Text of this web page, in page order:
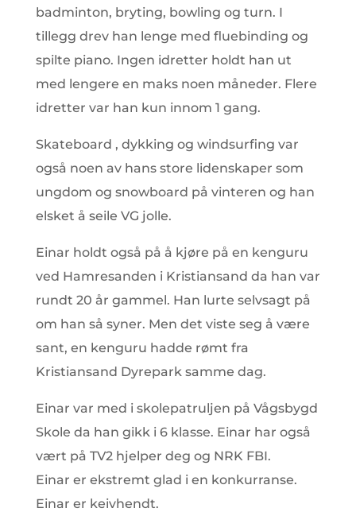
badminton, bryting, bowling og turn. I
tillegg drev han lenge med fluebinding og
spilte piano. Ingen idretter holdt han ut
med lengere en maks noen måneder. Flere
idretter var han kun innom 1 gang.
Skateboard , dykking og windsurfing var
også noen av hans store lidenskaper som
ungdom og snowboard på vinteren og han
elsket å seile VG jolle.
Einar holdt også på å kjøre på en kenguru
ved Hamresanden i Kristiansand da han var
rundt 20 år gammel. Han lurte selvsagt på
om han så syner. Men det viste seg å være
sant, en kenguru hadde rømt fra
Kristiansand Dyrepark samme dag.
Einar var med i skolepatruljen på Vågsbygd
Skole da han gikk i 6 klasse. Einar har også
vært på TV2 hjelper deg og NRK FBI.
Einar er ekstremt glad i en konkurranse.
Einar er keivhendt.